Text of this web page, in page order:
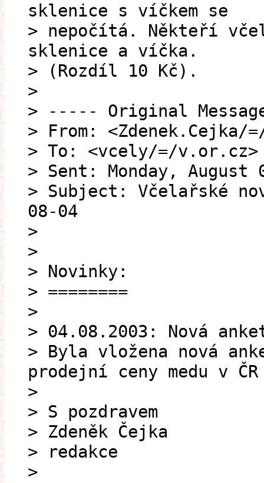
sklenice s víčkem se
> nepočítá. Někteří
sklenice a víčka.
> (Rozdíl 10 Kč).
>
> ----- Original
> From: <Zdenek.Cejka/
> To: <vcely/=/v.or.cz>
> Sent: Monday, August
> Subject: Včelařské
08-04
>
>
> Novinky:
> ========
>
> 04.08.2003: Nová
> Byla vložena nová
prodejní ceny medu v ČR
>
> S pozdravem
> Zdeněk Čejka
> redakce
>